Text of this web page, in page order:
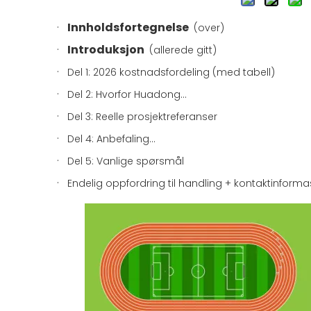
· Innholdsfortegnelse (over)
· Introduksjon (allerede gitt)
· Del 1: 2026 kostnadsfordeling (med tabell)
· Del 2: Hvorfor Huadong...
· Del 3: Reelle prosjektreferanser
· Del 4: Anbefaling...
· Del 5: Vanlige spørsmål
· Endelig oppfordring til handling +